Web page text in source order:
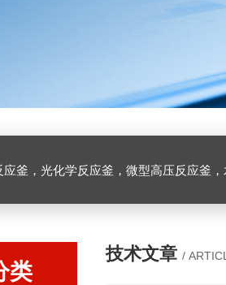
应釜，光化学反应釜，微型高压反应釜
类
技术文章 /